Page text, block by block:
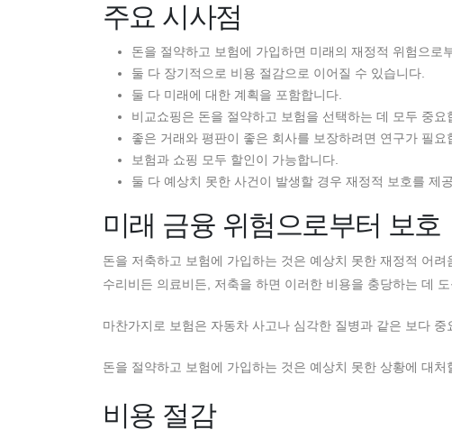
주요 시사점
돈을 절약하고 보험에 가입하면 미래의 재정적 위험으로
둘 다 장기적으로 비용 절감으로 이어질 수 있습니다.
둘 다 미래에 대한 계획을 포함합니다.
비교쇼핑은 돈을 절약하고 보험을 선택하는 데 모두 중요
좋은 거래와 평판이 좋은 회사를 보장하려면 연구가 필요
보험과 쇼핑 모두 할인이 가능합니다.
둘 다 예상치 못한 사건이 발생할 경우 재정적 보호를 제
미래 금융 위험으로부터 보호
돈을 저축하고 보험에 가입하는 것은 예상치 못한 재정적 어
수리비든 의료비든, 저축을 하면 이러한 비용을 충당하는 데
마찬가지로 보험은 자동차 사고나 심각한 질병과 같은 보다
돈을 절약하고 보험에 가입하는 것은 예상치 못한 상황에 대처
비용 절감